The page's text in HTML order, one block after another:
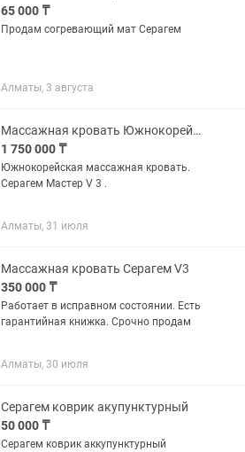
65 000 ₸
Продам согревающий мат Серагем
Алматы, 3 августа
Массажная кровать Южнокорейская. Бренд Серагем Мастер V 3 .
1 750 000 ₸
Южнокорейская массажная кровать.
Серагем Мастер V 3 .
Алматы, 31 июля
Массажная кровать Серагем V3
350 000 ₸
Работает в исправном состоянии. Есть
гарантийная книжка. Срочно продам
Алматы, 30 июля
Серагем коврик акупунктурный
50 000 ₸
Серагем коврик аккупунктурный